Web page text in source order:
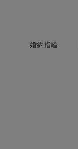
婚約指輪